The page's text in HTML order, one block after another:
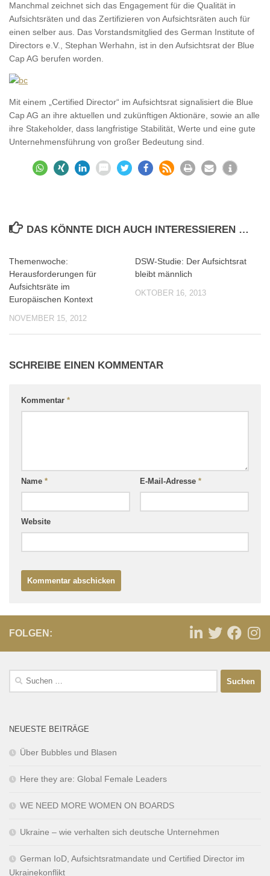
Manchmal zeichnet sich das Engagement für die Qualität in
Aufsichtsräten und das Zertifizieren von Aufsichtsräten auch für
einen selber aus. Das Vorstandsmitglied des German Institute of
Directors e.V., Stephan Werhahn, ist in den Aufsichtsrat der Blue
Cap AG berufen worden.
Mit einem „Certified Director“ im Aufsichtsrat signalisiert die Blue
Cap AG an ihre aktuellen und zukünftigen Aktionäre, sowie an alle
ihre Stakeholder, dass langfristige Stabilität, Werte und eine gute
Unternehmensführung von großer Bedeutung sind.
DAS KÖNNTE DICH AUCH INTERESSIEREN …
Themenwoche:
Herausforderungen für
Aufsichtsräte im
Europäischen Kontext
NOVEMBER 15, 2012
DSW-Studie: Der Aufsichtsrat
bleibt männlich
OKTOBER 16, 2013
SCHREIBE EINEN KOMMENTAR
Kommentar *
Name * E-Mail-Adresse *
Website
FOLGEN:
NEUESTE BEITRÄGE
Über Bubbles und Blasen
Here they are: Global Female Leaders
WE NEED MORE WOMEN ON BOARDS
Ukraine – wie verhalten sich deutsche Unternehmen
German IoD, Aufsichtsratmandate und Certified Director im
Ukrainekonflikt